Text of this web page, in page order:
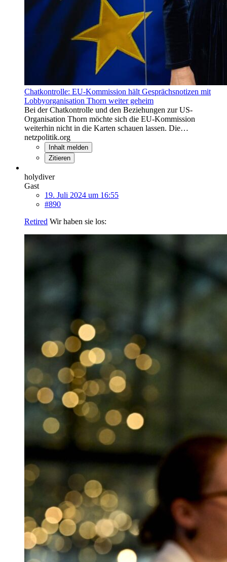
Chatkontrolle: EU-Kommission hält Gesprächsnotizen mit
Lobbyorganisation Thorn weiter geheim
Bei der Chatkontrolle und den Beziehungen zur US-
Organisation Thorn möchte sich die EU-Kommission
weiterhin nicht in die Karten schauen lassen. Die…
netzpolitik.org
Inhalt melden
Zitieren
holydiver
Gast
19. Juli 2024 um 16:55
#890
Retired Wir haben sie los: